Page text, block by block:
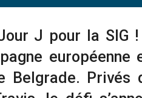
J pour la SIG
Belgrade.